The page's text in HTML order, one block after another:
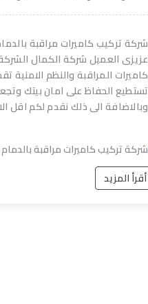
شركة تركيب كاميرات مراقبة
عزيزى العميل شركة الكمال
كاميرات المراقبة والنظم
تستطيع الحفاظ على امان بيتك
وبالاضافة الى ذلك نقدم لكم اقل
شركة تركيب كاميرات مراقبة بالدمام
أقرأ المزيد